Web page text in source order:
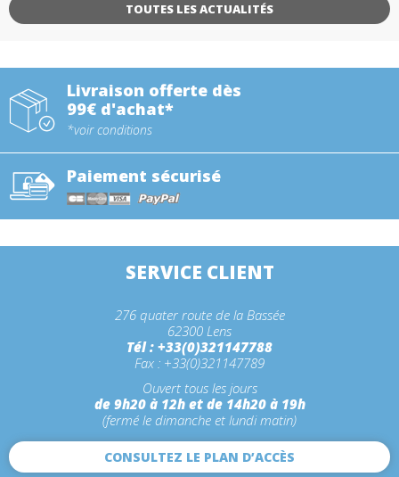
TOUTES LES ACTUALITÉS
Livraison offerte dès
99€ d'achat*
*voir conditions
Paiement sécurisé
SERVICE CLIENT
276 quater route de la Bassée
62300 Lens
Tél : +33(0)321147788
Fax : +33(0)321147789
Ouvert tous les jours
de 9h20 à 12h et de 14h20 à 19h
(fermé le dimanche et lundi matin)
CONSULTEZ LE PLAN D’ACCÈS